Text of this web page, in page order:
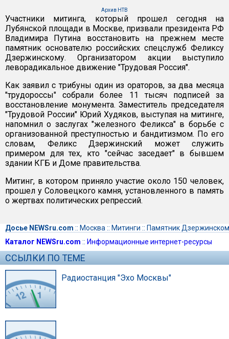
Архив НТВ
Участники митинга, который прошел сегодня на
Лубянской площади в Москве, призвали президента РФ
Владимира Путина восстановить на прежнем месте
памятник основателю российских спецслужб Феликсу
Дзержинскому. Организатором акции выступило
леворадикальное движение "Трудовая Россия".
Как заявил с трибуны один из ораторов, за два месяца
"трудороссы" собрали более 11 тысяч подписей за
восстановление монумента. Заместитель председателя
"Трудовой России" Юрий Худяков, выступая на митинге,
напомнил о заслугах "железного Феликса" в борьбе с
организованной преступностью и бандитизмом. По его
словам, Феликс Дзержинский может служить
примером для тех, кто "сейчас заседает" в бывшем
здании КГБ и Доме правительства.
Митинг, в котором приняло участие около 150 человек,
прошел у Соловецкого камня, установленного в память
о жертвах политических репрессий.
Досье NEWSru.com :: Москва :: Митинги :: Памятник
Каталог NEWSru.com :: Информационные интернет-ресурсы
ССЫЛКИ ПО ТЕМЕ
Радиостанция "Эхо Москвы"